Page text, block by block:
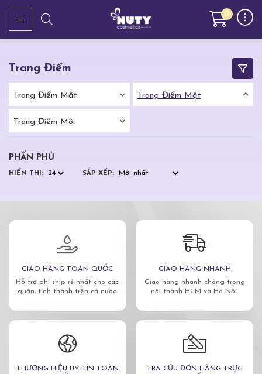
0
Trang Điểm
Trang Điểm Mắt Trang Điểm Mặt
Trang Điểm Môi
PHẤN PHỦ
HIỂN THỊ: SẮP XẾP:
GIAO HÀNG TOÀN QUỐC
Hỗ trợ phí ship rẻ nhất cho các
quận, tỉnh thành trên cả nước.
GIAO HÀNG NHANH
Giao hàng nhanh chóng trong
nội thành HCM và Hà Nội.
THƯƠNG HIỆU UY TÍN TOÀN
TRA CỨU ĐƠN HÀNG TRỰC